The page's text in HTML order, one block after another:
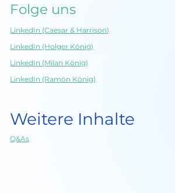
Folge uns
LinkedIn (Caesar & Harrison)
LinkedIn (Holger König)
LinkedIn (Milan König)
LinkedIn (Ramón König)
Weitere Inhalte
Q&As